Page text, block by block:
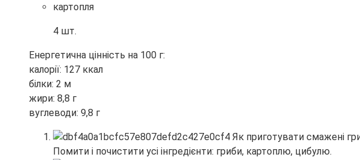
картопля
4 шт.
Енергетична цінність на 100 г:
калорії: 127 ккал
білки: 2 м
жири: 8,8 г
вуглеводи: 9,8 г
Помити і почистити усі інгредієнти: гриби, картоплю, цибулю.